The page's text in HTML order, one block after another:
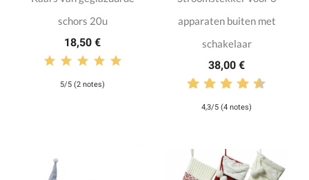
schors 20u
18,50 €
5/5 (2 notes)
apparaten buiten met
schakelaar
38,00 €
4,3/5 (4 notes)